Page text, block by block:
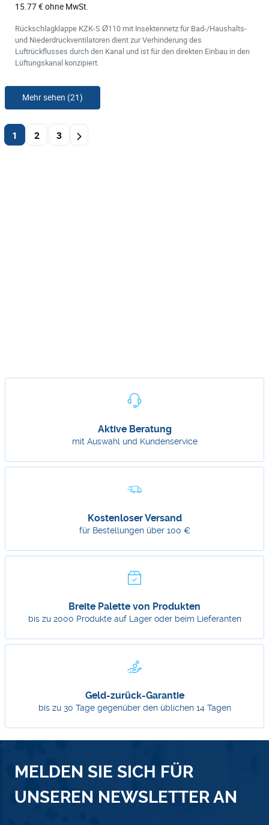
15.77 € ohne MwSt.
Rückschlagklappe KZK-S Ø110 mit Insektennetz für Bad-/Haushalts-
und Niederdruckventilatoren dient zur Verhinderung des
Luftrückflusses durch den Kanal und ist für den direkten Einbau in den
Lüftungskanal konzipiert.
Mehr sehen (21)
1 2 3
Aktive Beratung
mit Auswahl und Kundenservice
Kostenloser Versand
für Bestellungen über 100 €
Breite Palette von Produkten
bis zu 2000 Produkte auf Lager oder beim Lieferanten
Geld-zurück-Garantie
bis zu 30 Tage gegenüber den üblichen 14 Tagen
MELDEN SIE SICH FÜR
UNSEREN NEWSLETTER AN